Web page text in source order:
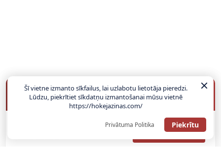
BUKMEIKERU BONUSI
SAŅEMT BONUSU
Šī vietne izmanto sīkfailus, lai uzlabotu lietotāja pieredzi.
Lūdzu, piekrītiet sīkdatņu izmantošanai mūsu vietnē
https://hokejazinas.com/
Privātuma Politika Piekrītu